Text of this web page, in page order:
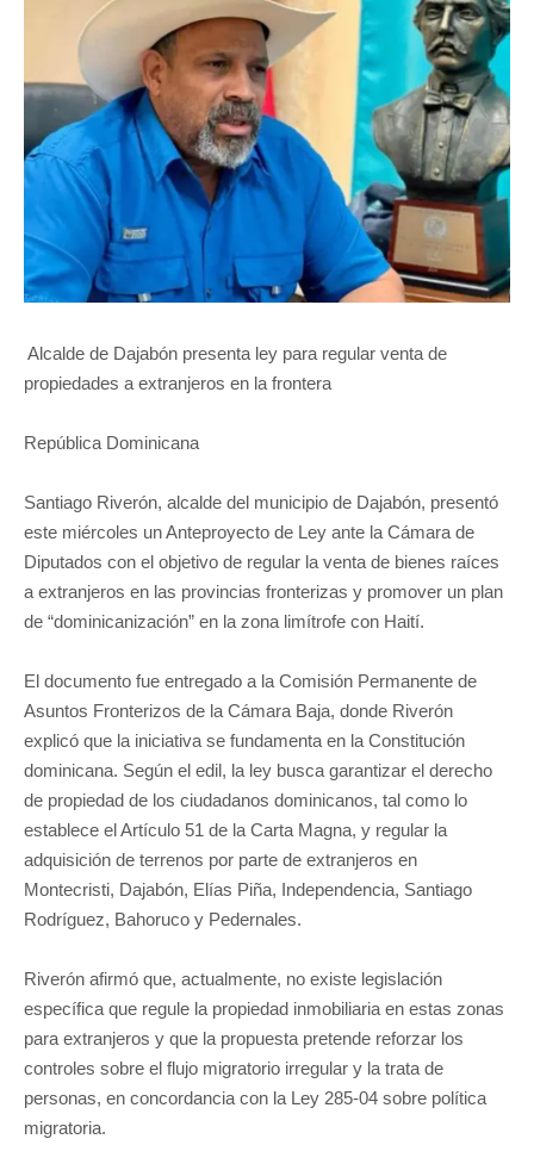
Alcalde de Dajabón presenta ley para regular venta de
propiedades a extranjeros en la frontera
República Dominicana
Santiago Riverón, alcalde del municipio de Dajabón, presentó
este miércoles un Anteproyecto de Ley ante la Cámara de
Diputados con el objetivo de regular la venta de bienes raíces
a extranjeros en las provincias fronterizas y promover un plan
de “dominicanización” en la zona limítrofe con Haití.
El documento fue entregado a la Comisión Permanente de
Asuntos Fronterizos de la Cámara Baja, donde Riverón
explicó que la iniciativa se fundamenta en la Constitución
dominicana. Según el edil, la ley busca garantizar el derecho
de propiedad de los ciudadanos dominicanos, tal como lo
establece el Artículo 51 de la Carta Magna, y regular la
adquisición de terrenos por parte de extranjeros en
Montecristi, Dajabón, Elías Piña, Independencia, Santiago
Rodríguez, Bahoruco y Pedernales.
Riverón afirmó que, actualmente, no existe legislación
específica que regule la propiedad inmobiliaria en estas zonas
para extranjeros y que la propuesta pretende reforzar los
controles sobre el flujo migratorio irregular y la trata de
personas, en concordancia con la Ley 285-04 sobre política
migratoria.